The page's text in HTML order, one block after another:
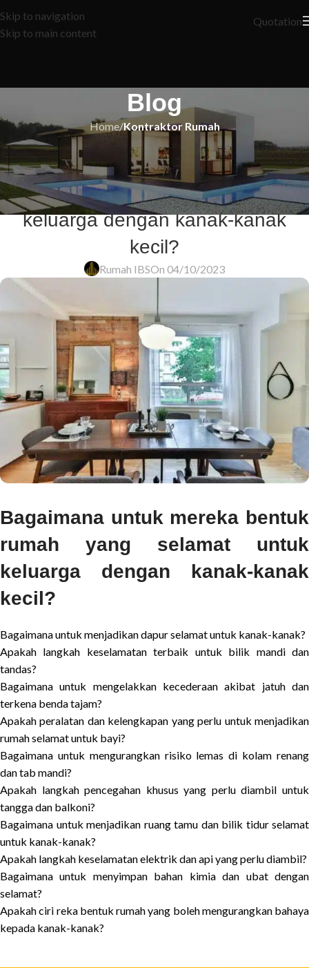
Skip to navigation
Skip to main content
Quotation
Blog
Home/Kontraktor Rumah
KONTRAKTOR RUMAH
Bagaimana untuk mereka bentuk
rumah yang selamat untuk
keluarga dengan kanak-kanak
kecil?
Rumah IBSOn 04/10/2023
Bagaimana untuk mereka bentuk
rumah yang selamat untuk
keluarga dengan kanak-kanak
kecil?
Bagaimana untuk menjadikan dapur selamat untuk kanak-kanak?
Apakah langkah keselamatan terbaik untuk bilik mandi dan
tandas?
Bagaimana untuk mengelakkan kecederaan akibat jatuh dan
terkena benda tajam?
Apakah peralatan dan kelengkapan yang perlu untuk menjadikan
rumah selamat untuk bayi?
Bagaimana untuk mengurangkan risiko lemas di kolam renang
dan tab mandi?
Apakah langkah pencegahan khusus yang perlu diambil untuk
tangga dan balkoni?
Bagaimana untuk menjadikan ruang tamu dan bilik tidur selamat
untuk kanak-kanak?
Apakah langkah keselamatan elektrik dan api yang perlu diambil?
Bagaimana untuk menyimpan bahan kimia dan ubat dengan
selamat?
Apakah ciri reka bentuk rumah yang boleh mengurangkan bahaya
kepada kanak-kanak?